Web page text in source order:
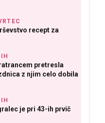
recept za
pretresla
z njim celo dobila
je pri 43-ih prvič